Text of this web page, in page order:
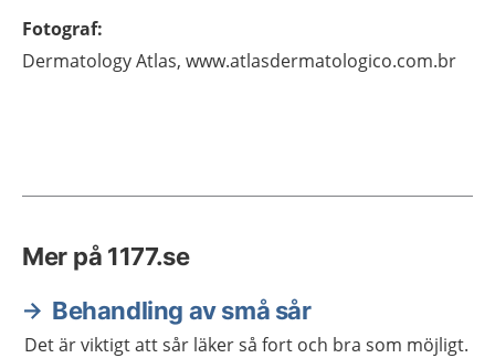
Fotograf:
Dermatology Atlas, www.atlasdermatologico.com.br
Mer på 1177.se
Behandling av små sår
Det är viktigt att sår läker så fort och bra som möjligt.